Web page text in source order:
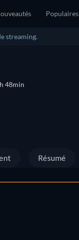
Populaires
streaming.
48min
Résumé